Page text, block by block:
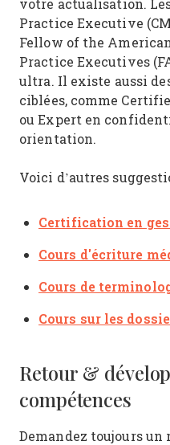
votre actualisation.
Practice Executive
Fellow of the
Practice Executives
ultra. Il existe aussi
ciblées, comme
ou Expert en
orientation.
Voici d’autres
Certification en
Cours d'écriture
Cours de
Cours sur les
Retour &
compétences
Demandez toujours